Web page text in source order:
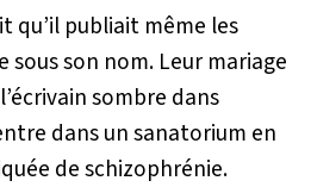
qu’il publiait même les
sous son nom. Leur mariage
sombre dans
dans un sanatorium en
de schizophrénie.